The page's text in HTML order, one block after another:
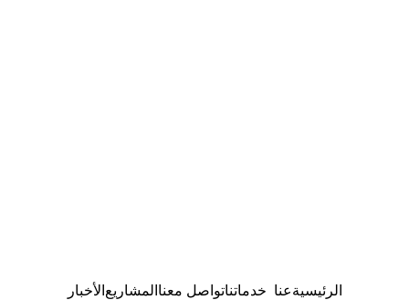
الرئيسيةعنا خدماتناتواصل معنا المشاريع الأخبار